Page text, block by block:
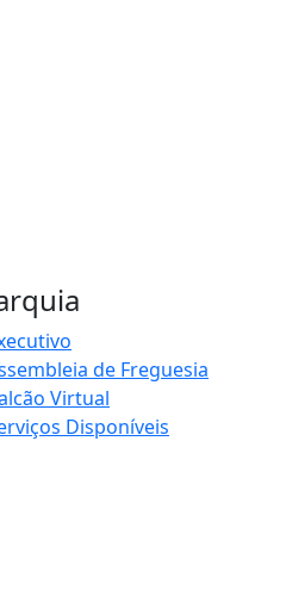
de Freguesia
Virtual
Disponíveis